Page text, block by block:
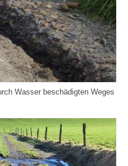
Wasser beschädigten Weges